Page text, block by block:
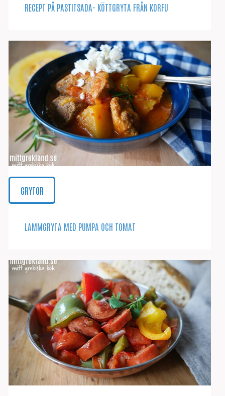
RECEPT PÅ PASTITSADA- KÖTTGRYTA FRÅN KORFU
GRYTOR
LAMMGRYTA MED PUMPA OCH TOMAT